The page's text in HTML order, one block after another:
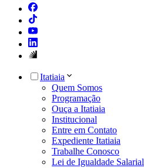
Itatiaia
Quem Somos
Programação
Ouça a Itatiaia
Institucional
Entre em Contato
Expediente Itatiaia
Trabalhe Conosco
Lei de Igualdade Salarial